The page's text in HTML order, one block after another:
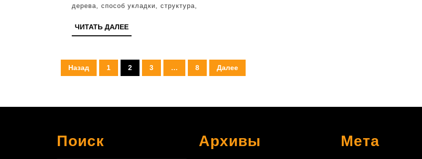
дерева, способ укладки, структура,
ЧИТАТЬ ДАЛЕЕЧИТАТЬ
ДАЛЕЕ
Пагинация
Назад 1 2 3 … 8 Далее
Поиск Архивы Мета